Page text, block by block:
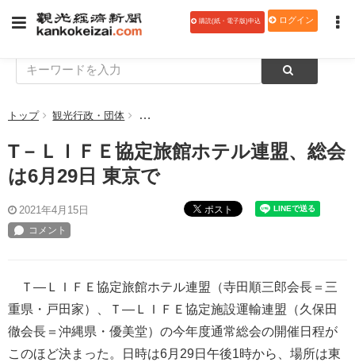
購読(紙・電子版)申込 ログイン
トップ 観光行政・団体 T－ＬＩＦＥ協定旅館ホテル連盟、総会は6月
T－ＬＩＦＥ協定旅館ホテル連盟、総会
は6月29日 東京で
2021年4月15日 ポスト
Ｔ―ＬＩＦＥ協定旅館ホテル連盟（寺田順三郎会長＝三
重県・戸田家）、Ｔ―ＬＩＦＥ協定施設運輸連盟（久保田
徹会長＝沖縄県・優美堂）の今年度通常総会の開催日程が
このほど決まった。日時は6月29日午後1時から、場所は東